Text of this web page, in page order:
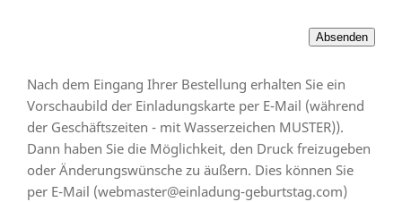
Nach dem Eingang Ihrer Bestellung erhalten Sie ein
Vorschaubild der Einladungskarte per E-Mail (während
der Geschäftszeiten - mit Wasserzeichen MUSTER)).
Dann haben Sie die Möglichkeit, den Druck freizugeben
oder Änderungswünsche zu äußern. Dies können Sie
per E-Mail (webmaster@einladung-geburtstag.com)